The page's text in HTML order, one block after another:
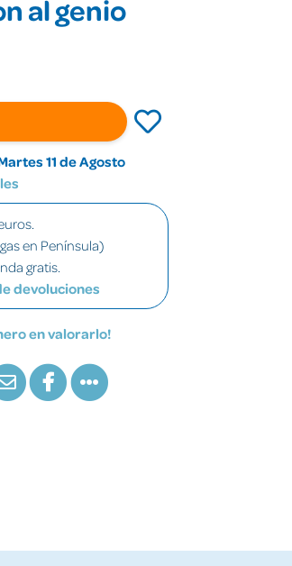
al genio
11 de Agosto
en Península)
gratis.
devoluciones
en valorarlo!